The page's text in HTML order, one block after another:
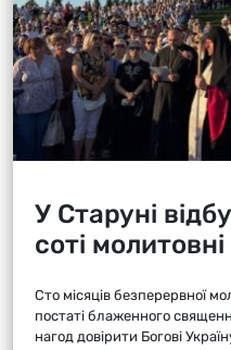
У Старуні
соті
Сто місяців безперервної
постаті блаженного
нагод довірити Богові